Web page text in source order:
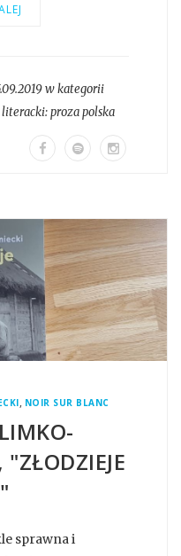
w kategorii
literacki:proza polska
, NOIR SUR BLANC
sprawna i